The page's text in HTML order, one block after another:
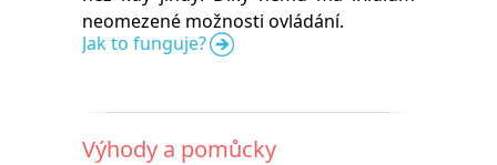
neomezené možnosti ovládání.
Jak to funguje?
Výhody a pomůcky